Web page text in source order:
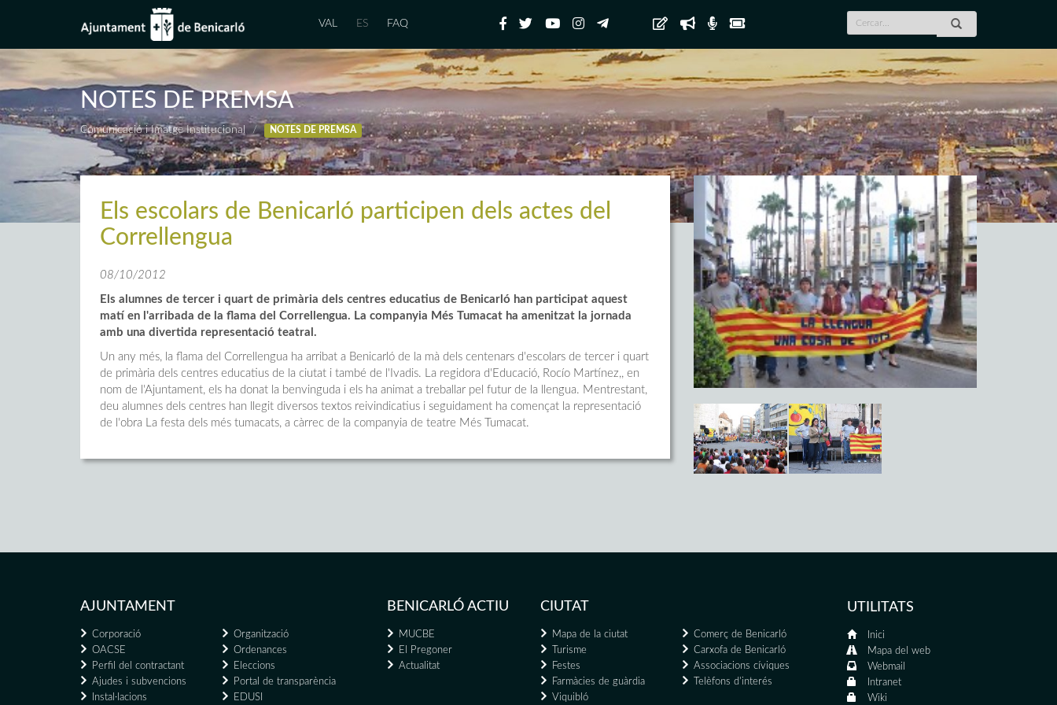
VAL ES FAQ
NOTES DE PREMSA
Comunicació i Imatge Institucional NOTES DE PREMSA
Els escolars de Benicarló participen dels actes del
Correllengua
08/10/2012
Els alumnes de tercer i quart de primària dels centres educatius de Benicarló han participat aquest
matí en l'arribada de la flama del Correllengua. La companyia Més Tumacat ha amenitzat la jornada
amb una divertida representació teatral.
Un any més, la flama del Correllengua ha arribat a Benicarló de la mà dels centenars d'escolars de tercer i quart
de primària dels centres educatius de la ciutat i també de l'Ivadis. La regidora d'Educació, Rocío Martínez,, en
nom de l'Ajuntament, els ha donat la benvinguda i els ha animat a treballar pel futur de la llengua. Mentrestant,
deu alumnes dels centres han llegit diversos textos reivindicatius i seguidament ha començat la representació
de l'obra La festa dels més tumacats, a càrrec de la companyia de teatre Més Tumacat.
AJUNTAMENT
Corporació
Organització
OACSE
Ordenances
Perfil del contractant
Eleccions
Ajudes i subvencions
Portal de transparència
Instal·lacions
EDUSI
BENICARLÓ ACTIU
MUCBE
El Pregoner
Actualitat
CIUTAT
Mapa de la ciutat
Comerç de Benicarló
Turisme
Carxofa de Benicarló
Festes
Associacions cíviques
Farmàcies de guàrdia
Telèfons d'interés
Viquibló
UTILITATS
Inici
Mapa del web
Webmail
Intranet
Wiki